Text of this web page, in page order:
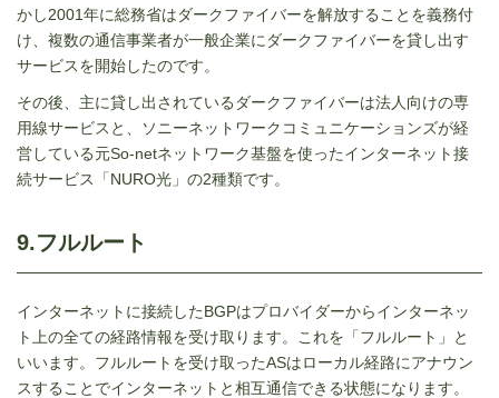
かし2001年に総務省はダークファイバーを解放することを義務付
け、複数の通信事業者が一般企業にダークファイバーを貸し出す
サービスを開始したのです。
その後、主に貸し出されているダークファイバーは法人向けの専
用線サービスと、ソニーネットワークコミュニケーションズが経
営している元So-netネットワーク基盤を使ったインターネット接
続サービス「NURO光」の2種類です。
9.フルルート
インターネットに接続したBGPはプロバイダーからインターネッ
ト上の全ての経路情報を受け取ります。これを「フルルート」と
いいます。フルルートを受け取ったASはローカル経路にアナウン
スすることでインターネットと相互通信できる状態になります。